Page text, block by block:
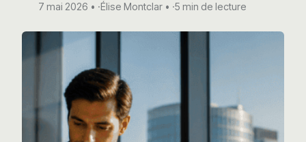
7 mai 2026 ·Élise Montclar ·5 min de lecture